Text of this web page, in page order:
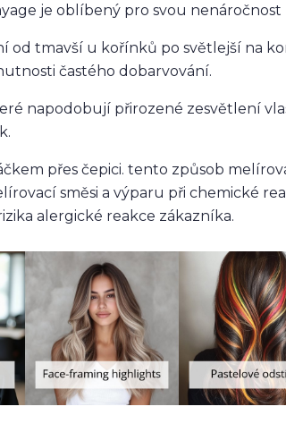
je oblíbený pro svou nenáročnost
od tmavší u kořínků po světlejší na
častého dobarvování.
napodobují přirozené zesvětlení
přes čepici. tento způsob
směsi a výparu při chemické
alergické reakce zákazníka.